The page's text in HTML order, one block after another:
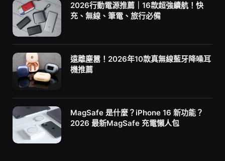
2026行動電源推薦｜16款超強續航！快
充、無線、筆電、旅行必備
遠離塵囂！2026年10款真無線藍牙降噪耳
機推薦
MagSafe 是什麼？iPhone 16 新功能？
2026 最新MagSafe 充電懶人包